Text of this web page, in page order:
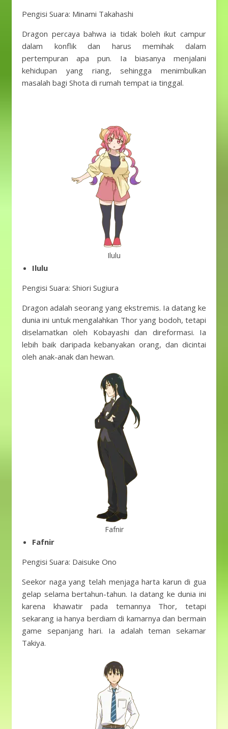
Pengisi Suara: Minami Takahashi
Dragon percaya bahwa ia tidak boleh ikut campur
dalam konflik dan harus memihak dalam
pertempuran apa pun. Ia biasanya menjalani
kehidupan yang riang, sehingga menimbulkan
masalah bagi Shota di rumah tempat ia tinggal.
Ilulu
Ilulu
Pengisi Suara: Shiori Sugiura
Dragon adalah seorang yang ekstremis. Ia datang ke
dunia ini untuk mengalahkan Thor yang bodoh, tetapi
diselamatkan oleh Kobayashi dan direformasi. Ia
lebih baik daripada kebanyakan orang, dan dicintai
oleh anak-anak dan hewan.
Fafnir
Fafnir
Pengisi Suara: Daisuke Ono
Seekor naga yang telah menjaga harta karun di gua
gelap selama bertahun-tahun. Ia datang ke dunia ini
karena khawatir pada temannya Thor, tetapi
sekarang ia hanya berdiam di kamarnya dan bermain
game sepanjang hari. Ia adalah teman sekamar
Takiya.